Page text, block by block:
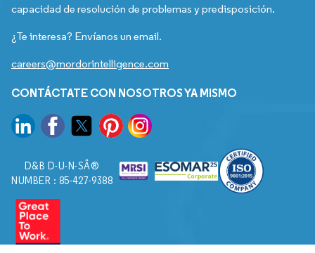
capacidad de resolución de problemas y predisposición.
¿Te interesa? Envíanos un email.
careers@mordorintelligence.com
CONTÁCTATE CON NOSOTROS YA MISMO
D&B D-U-N-SÂ®
NUMBER : 85-427-9388